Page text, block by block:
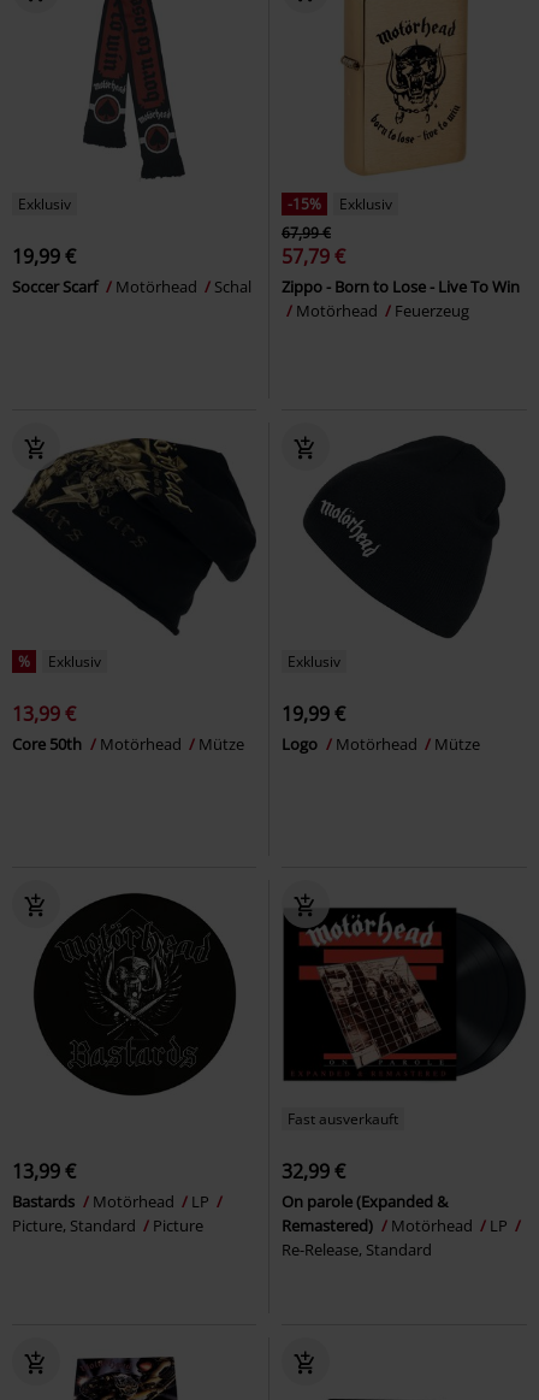
Exklusiv
19,99 €
Soccer Scarf Motörhead Schal
-15%
Exklusiv
67,99 €
57,79 €
Zippo - Born to Lose - Live To Win
Motörhead
Feuerzeug
% Exklusiv
13,99 €
Core 50th Motörhead Mütze
Exklusiv
19,99 €
Logo Motörhead Mütze
13,99 €
Bastards Motörhead
LP
Picture, Standard
Picture
Fast ausverkauft
32,99 €
On parole (Expanded &
Remastered)
Motörhead
LP
Re-Release, Standard